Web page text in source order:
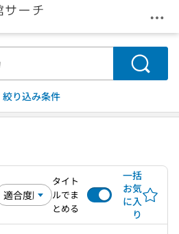
メ
検索
絞り込み条件
タイト
ルでま
とめる
一括
お気
に入
り